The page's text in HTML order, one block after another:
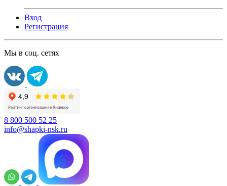
Вход
Регистрация
Мы в соц. сетях
8 800 500 52 25
info@shapki-nsk.ru